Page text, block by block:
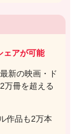
ェアが可能
新の映画・ド
万冊を超える
作品も2万本